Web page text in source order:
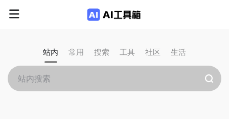
站内 常用 搜索 工具 社区 生活